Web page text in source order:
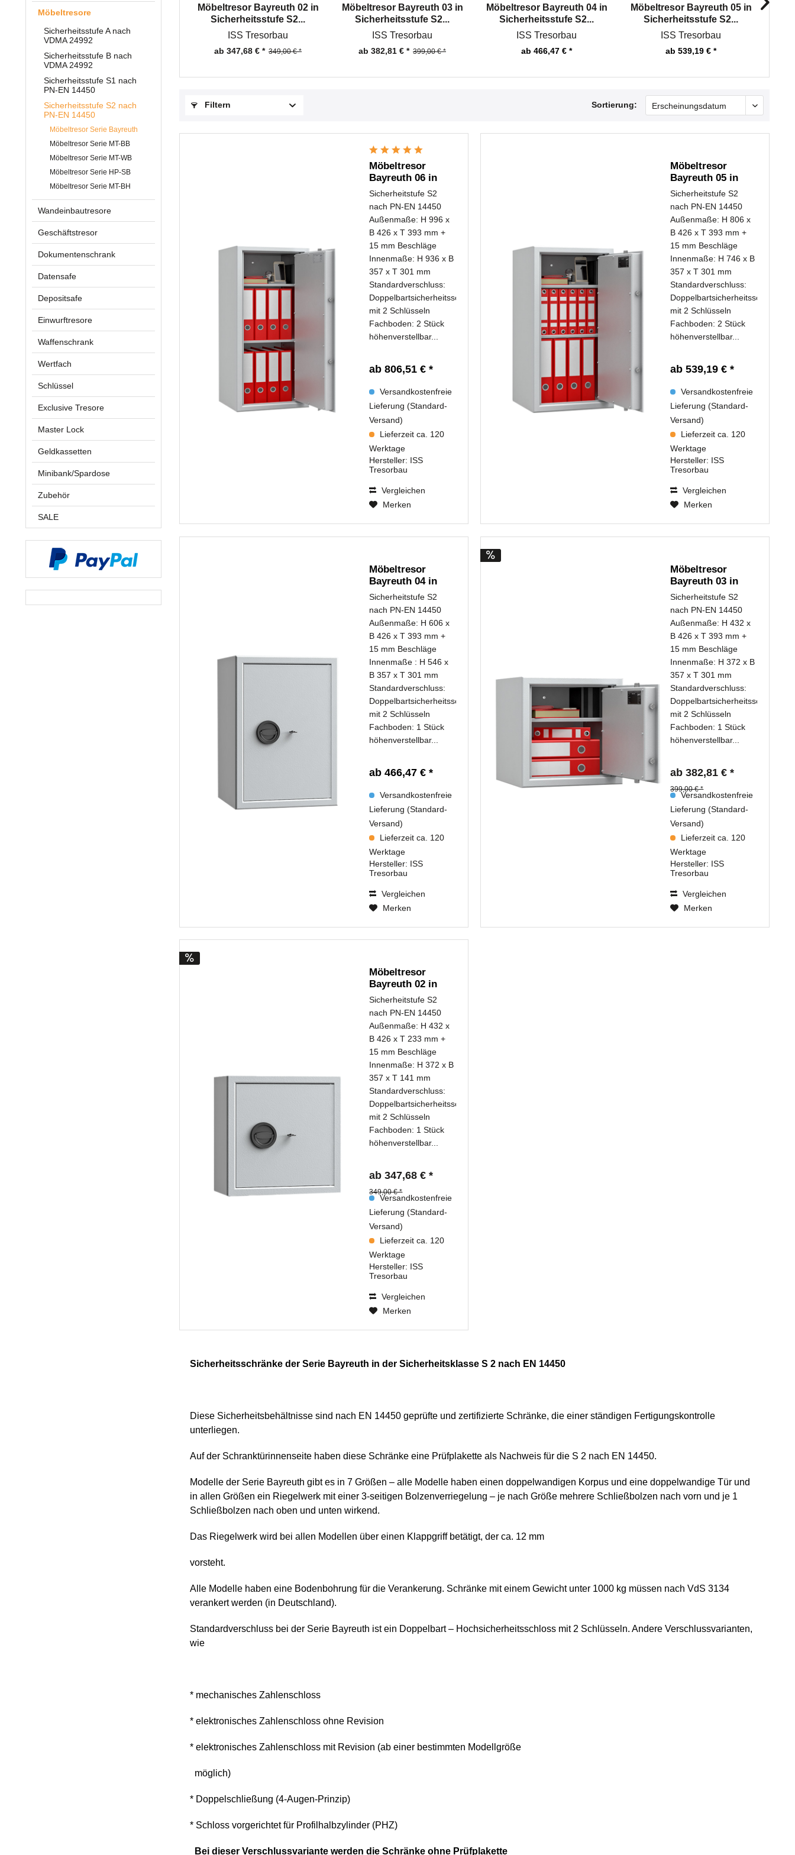
Möbeltresore
Sicherheitsstufe A nach
VDMA 24992
Sicherheitsstufe B nach
VDMA 24992
Sicherheitsstufe S1 nach
PN-EN 14450
Sicherheitsstufe S2 nach
PN-EN 14450
Möbeltresor Serie Bayreuth
Möbeltresor Serie MT-BB
Möbeltresor Serie MT-WB
Möbeltresor Serie HP-SB
Möbeltresor Serie MT-BH
Wandeinbautresore
Geschäftstresor
Dokumentenschrank
Datensafe
Depositsafe
Einwurftresore
Waffenschrank
Wertfach
Schlüssel
Exclusive Tresore
Master Lock
Geldkassetten
Minibank/Spardose
Zubehör
SALE
Möbeltresor Bayreuth 02 in
Sicherheitsstufe S2...
ISS Tresorbau
ab 347,68 € * 349,00 € *
Möbeltresor Bayreuth 03 in
Sicherheitsstufe S2...
ISS Tresorbau
ab 382,81 € * 399,00 € *
Möbeltresor Bayreuth 04 in
Sicherheitsstufe S2...
ISS Tresorbau
ab 466,47 € *
Möbeltresor Bayreuth 05 in
Sicherheitsstufe S2...
ISS Tresorbau
ab 539,19 € *
Filtern Sortierung:
Möbeltresor
Bayreuth 06 in
Sicherheitsstufe
S2...
Sicherheitstufe S2
nach PN-EN 14450
Außenmaße: H 996 x
B 426 x T 393 mm +
15 mm Beschläge
Innenmaße: H 936 x B
357 x T 301 mm
Standardverschluss:
Doppelbartsicherheitsschloss
mit 2 Schlüsseln
Fachboden: 2 Stück
höhenverstellbar...
ab 806,51 € *
Versandkostenfreie
Lieferung (Standard-
Versand)
Lieferzeit ca. 120
Werktage
Hersteller: ISS
Tresorbau
Vergleichen
Merken
Möbeltresor
Bayreuth 05 in
Sicherheitsstufe
S2...
Sicherheitstufe S2
nach PN-EN 14450
Außenmaße: H 806 x
B 426 x T 393 mm +
15 mm Beschläge
Innenmaße: H 746 x B
357 x T 301 mm
Standardverschluss:
Doppelbartsicherheitsschloss
mit 2 Schlüsseln
Fachboden: 2 Stück
höhenverstellbar...
ab 539,19 € *
Versandkostenfreie
Lieferung (Standard-
Versand)
Lieferzeit ca. 120
Werktage
Hersteller: ISS
Tresorbau
Vergleichen
Merken
Möbeltresor
Bayreuth 04 in
Sicherheitsstufe
S2...
Sicherheitstufe S2
nach PN-EN 14450
Außenmaße: H 606 x
B 426 x T 393 mm +
15 mm Beschläge
Innenmaße : H 546 x
B 357 x T 301 mm
Standardverschluss:
Doppelbartsicherheitsschloss
mit 2 Schlüsseln
Fachboden: 1 Stück
höhenverstellbar...
ab 466,47 € *
Versandkostenfreie
Lieferung (Standard-
Versand)
Lieferzeit ca. 120
Werktage
Hersteller: ISS
Tresorbau
Vergleichen
Merken
Möbeltresor
Bayreuth 03 in
Sicherheitsstufe
S2...
Sicherheitstufe S2
nach PN-EN 14450
Außenmaße: H 432 x
B 426 x T 393 mm +
15 mm Beschläge
Innenmaße: H 372 x B
357 x T 301 mm
Standardverschluss:
Doppelbartsicherheitsschloss
mit 2 Schlüsseln
Fachboden: 1 Stück
höhenverstellbar...
ab 382,81 € *
399,00 € *
Versandkostenfreie
Lieferung (Standard-
Versand)
Lieferzeit ca. 120
Werktage
Hersteller: ISS
Tresorbau
Vergleichen
Merken
Möbeltresor
Bayreuth 02 in
Sicherheitsstufe
S2...
Sicherheitstufe S2
nach PN-EN 14450
Außenmaße: H 432 x
B 426 x T 233 mm +
15 mm Beschläge
Innenmaße: H 372 x B
357 x T 141 mm
Standardverschluss:
Doppelbartsicherheitsschloss
mit 2 Schlüsseln
Fachboden: 1 Stück
höhenverstellbar...
ab 347,68 € *
349,00 € *
Versandkostenfreie
Lieferung (Standard-
Versand)
Lieferzeit ca. 120
Werktage
Hersteller: ISS
Tresorbau
Vergleichen
Merken
Sicherheitsschränke der Serie Bayreuth in der Sicherheitsklasse S 2 nach EN 14450
Diese Sicherheitsbehältnisse sind nach EN 14450 geprüfte und zertifizierte Schränke, die einer ständigen Fertigungskontrolle
unterliegen.
Auf der Schranktürinnenseite haben diese Schränke eine Prüfplakette als Nachweis für die S 2 nach EN 14450.
Modelle der Serie Bayreuth gibt es in 7 Größen – alle Modelle haben einen doppelwandigen Korpus und eine doppelwandige Tür und
in allen Größen ein Riegelwerk mit einer 3-seitigen Bolzenverriegelung – je nach Größe mehrere Schließbolzen nach vorn und je 1
Schließbolzen nach oben und unten wirkend.
Das Riegelwerk wird bei allen Modellen über einen Klappgriff betätigt, der ca. 12 mm
vorsteht.
Alle Modelle haben eine Bodenbohrung für die Verankerung. Schränke mit einem Gewicht unter 1000 kg müssen nach VdS 3134
verankert werden (in Deutschland).
Standardverschluss bei der Serie Bayreuth ist ein Doppelbart – Hochsicherheitsschloss mit 2 Schlüsseln. Andere Verschlussvarianten,
wie
* mechanisches Zahlenschloss
* elektronisches Zahlenschloss ohne Revision
* elektronisches Zahlenschloss mit Revision (ab einer bestimmten Modellgröße
möglich)
* Doppelschließung (4-Augen-Prinzip)
* Schloss vorgerichtet für Profilhalbzylinder (PHZ)
Bei dieser Verschlussvariante werden die Schränke ohne Prüfplakette